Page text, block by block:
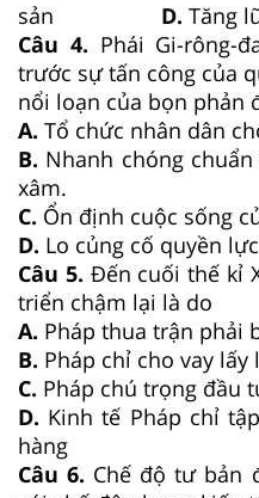
sản
D. Tăng
Câu 4. Phái Gi-rông-
trước sự tấn công của
nổi loạn của bọn phản
A. Tổ chức nhân dân
B. Nhanh chóng
xâm.
C. Ổn định cuộc sống
D. Lo củng cố quyền
Câu 5. Đến cuối thế kỉ
triển chậm lại là do
A. Pháp thua trận phải
B. Pháp chỉ cho vay lấy
C. Pháp chú trọng đầu
D. Kinh tế Pháp chỉ
hàng
Câu 6. Chế độ tư bản